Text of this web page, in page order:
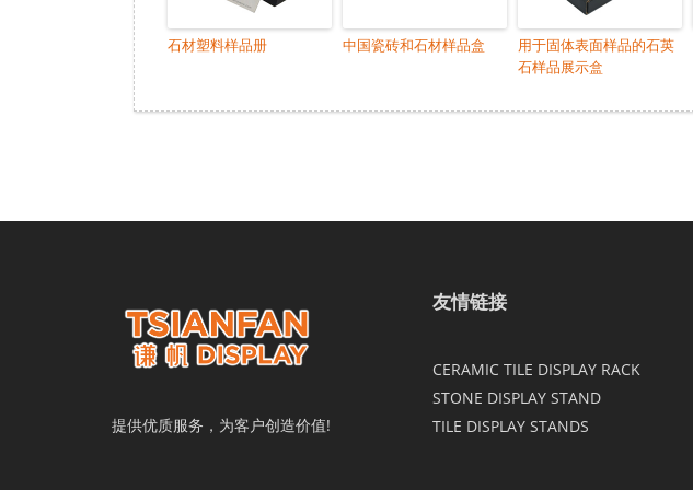
石材塑料样品册 中国瓷砖和石材样品盒
用于固体表面样品的石英
石样品展示盒
提供优质服务，为客户创造价值!
友情链接
CERAMIC TILE DISPLAY RACK
STONE DISPLAY STAND
TILE DISPLAY STANDS